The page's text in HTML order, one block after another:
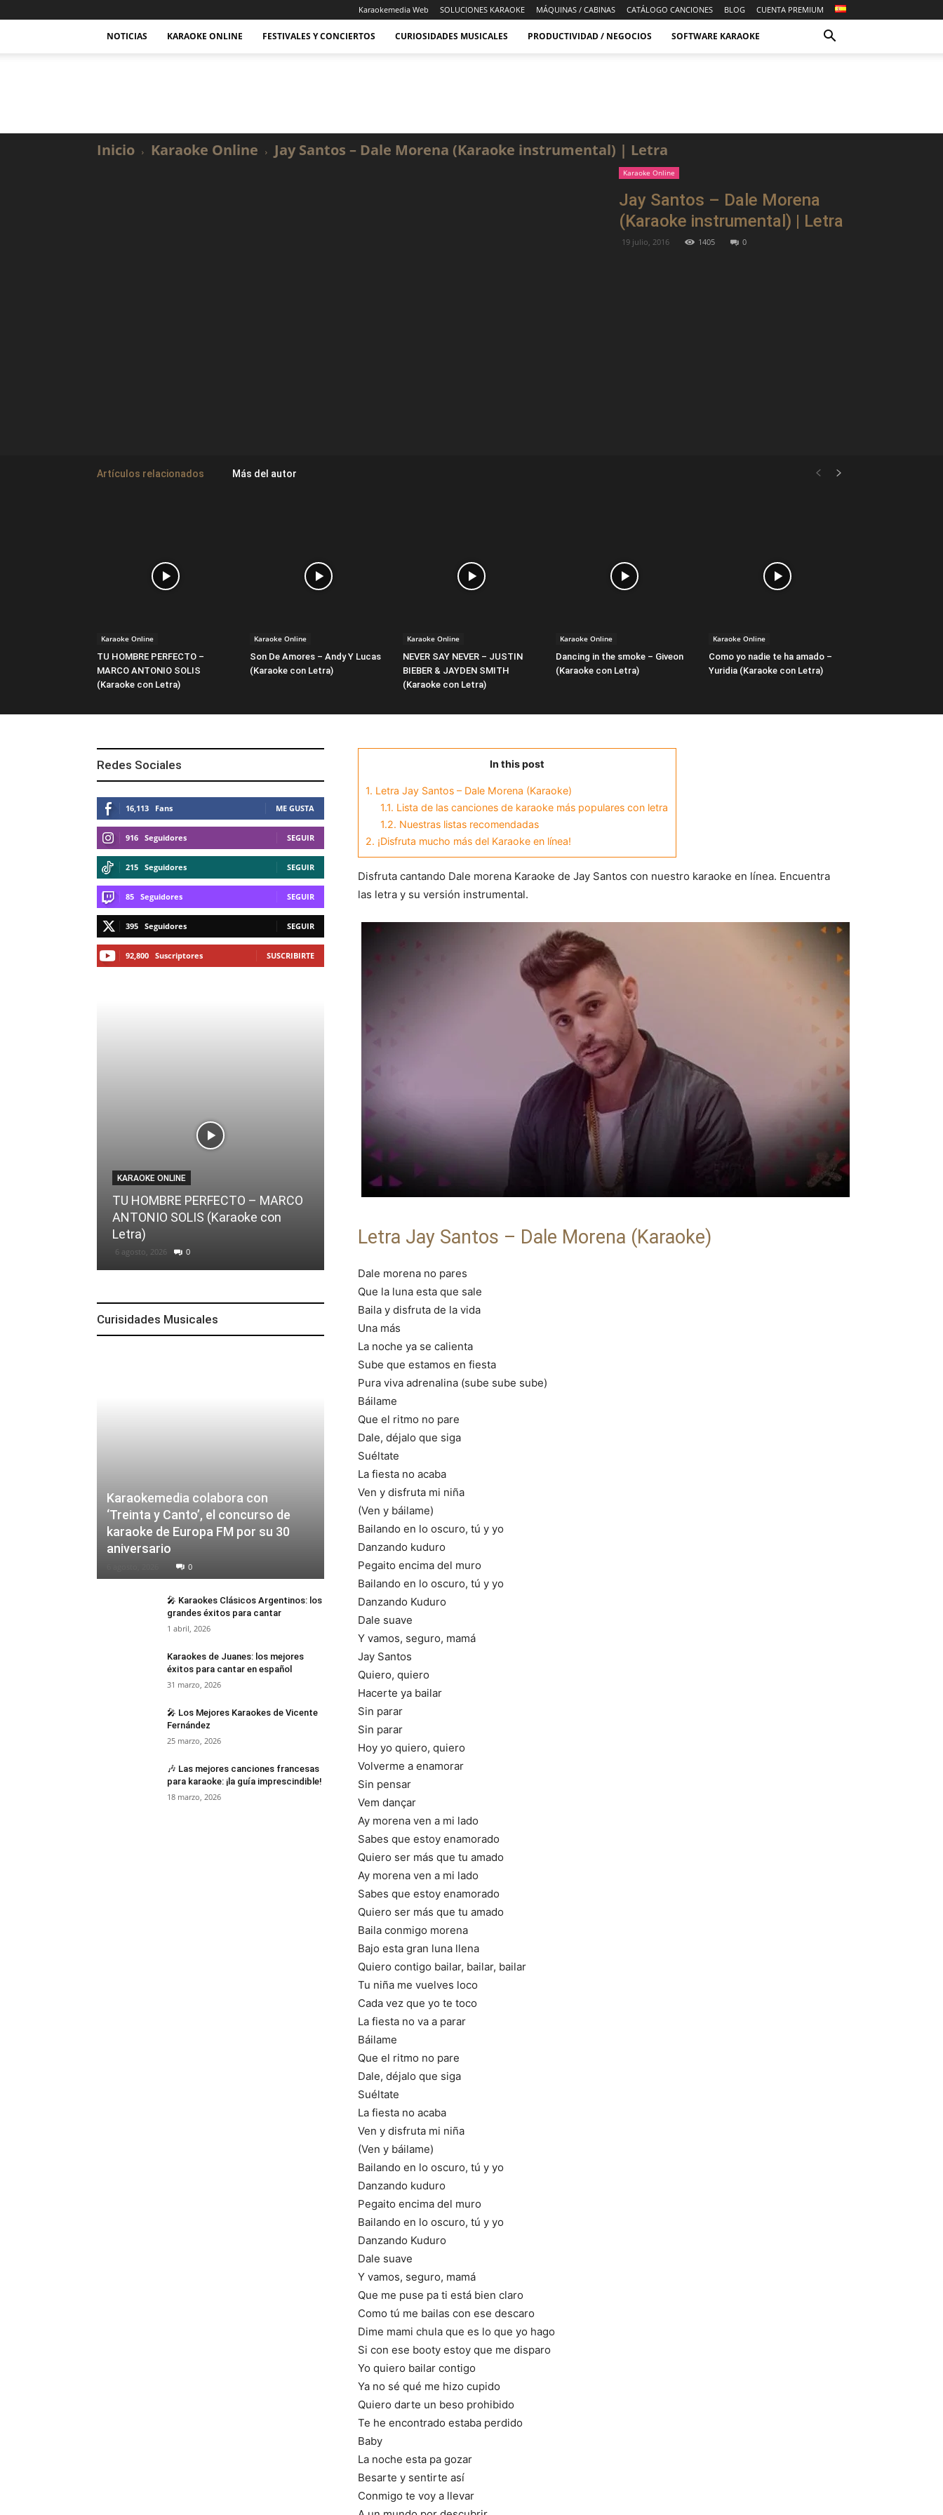
Karaokemedia Web SOLUCIONES KARAOKE MÁQUINAS / CABINAS CATÁLOGO CANCIONES BLOG CUENTA PREMIUM
NOTICIAS KARAOKE ONLINE FESTIVALES Y CONCIERTOS CURIOSIDADES MUSICALES PRODUCTIVIDAD / NEGOCIOS SOFTWARE KARAOKE
Inicio Karaoke Online Jay Santos – Dale Morena (Karaoke instrumental) | Letra
Karaoke Online
Jay Santos – Dale Morena
(Karaoke instrumental) | Letra
19 julio, 2016 1405 0
Artículos relacionados Más del autor
Karaoke Online
TU HOMBRE PERFECTO –
MARCO ANTONIO SOLIS
(Karaoke con Letra)
Karaoke Online
Son De Amores – Andy Y Lucas
(Karaoke con Letra)
Karaoke Online
NEVER SAY NEVER – JUSTIN
BIEBER & JAYDEN SMITH
(Karaoke con Letra)
Karaoke Online
Dancing in the smoke – Giveon
(Karaoke con Letra)
Karaoke Online
Como yo nadie te ha amado –
Yuridia (Karaoke con Letra)
In this post
1. Letra Jay Santos – Dale Morena (Karaoke)
1.1. Lista de las canciones de karaoke más populares con letra
1.2. Nuestras listas recomendadas
2. ¡Disfruta mucho más del Karaoke en línea!
Disfruta cantando Dale morena Karaoke de Jay Santos con nuestro karaoke en línea. Encuentra
las letra y su versión instrumental.
Letra Jay Santos – Dale Morena (Karaoke)
Dale morena no pares
Que la luna esta que sale
Baila y disfruta de la vida
Una más
La noche ya se calienta
Sube que estamos en fiesta
Pura viva adrenalina (sube sube sube)
Báilame
Que el ritmo no pare
Dale, déjalo que siga
Suéltate
La fiesta no acaba
Ven y disfruta mi niña
(Ven y báilame)
Bailando en lo oscuro, tú y yo
Danzando kuduro
Pegaito encima del muro
Bailando en lo oscuro, tú y yo
Danzando Kuduro
Dale suave
Y vamos, seguro, mamá
Jay Santos
Quiero, quiero
Hacerte ya bailar
Sin parar
Sin parar
Hoy yo quiero, quiero
Volverme a enamorar
Sin pensar
Vem dançar
Ay morena ven a mi lado
Sabes que estoy enamorado
Quiero ser más que tu amado
Ay morena ven a mi lado
Sabes que estoy enamorado
Quiero ser más que tu amado
Baila conmigo morena
Bajo esta gran luna llena
Quiero contigo bailar, bailar, bailar
Tu niña me vuelves loco
Cada vez que yo te toco
La fiesta no va a parar
Báilame
Que el ritmo no pare
Dale, déjalo que siga
Suéltate
La fiesta no acaba
Ven y disfruta mi niña
(Ven y báilame)
Bailando en lo oscuro, tú y yo
Danzando kuduro
Pegaito encima del muro
Bailando en lo oscuro, tú y yo
Danzando Kuduro
Dale suave
Y vamos, seguro, mamá
Que me puse pa ti está bien claro
Como tú me bailas con ese descaro
Dime mami chula que es lo que yo hago
Si con ese booty estoy que me disparo
Yo quiero bailar contigo
Ya no sé qué me hizo cupido
Quiero darte un beso prohibido
Te he encontrado estaba perdido
Baby
La noche esta pa gozar
Besarte y sentirte así
Conmigo te voy a llevar
Redes Sociales
16,113 Fans ME GUSTA
916 Seguidores SEGUIR
215 Seguidores SEGUIR
85 Seguidores SEGUIR
395 Seguidores SEGUIR
92,800 Suscriptores SUSCRIBIRTE
KARAOKE ONLINE
TU HOMBRE PERFECTO – MARCO
ANTONIO SOLIS (Karaoke con
Letra)
6 agosto, 2026 0
Curisidades Musicales
Karaokemedia colabora con
‘Treinta y Canto’, el concurso de
karaoke de Europa FM por su 30
aniversario
0
🎤 Karaokes Clásicos Argentinos: los
grandes éxitos para cantar
1 abril, 2026
Karaokes de Juanes: los mejores
éxitos para cantar en español
31 marzo, 2026
🎤 Los Mejores Karaokes de Vicente
Fernández
25 marzo, 2026
🎶 Las mejores canciones francesas
para karaoke: ¡la guía imprescindible!
18 marzo, 2026